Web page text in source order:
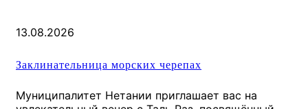
13.08.2026
Заклинательница морских черепах
Муниципалитет Нетании приглашает вас на